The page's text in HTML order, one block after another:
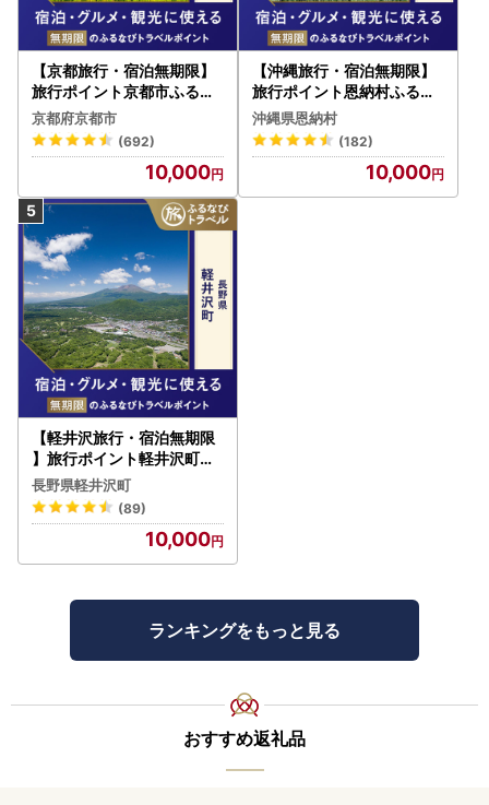
【京都旅行・宿泊無期限】
旅行ポイント京都市ふるな
びトラベルポイント
京都府京都市
(692)
10,000
【沖縄旅行・宿泊無期限】
旅行ポイント恩納村ふるな
びトラベルポイント
沖縄県恩納村
(182)
10,000
【軽井沢旅行・宿泊無期限
】旅行ポイント軽井沢町ふ
るなびトラベルポイント
長野県軽井沢町
(89)
10,000
ランキングをもっと見る
おすすめ返礼品